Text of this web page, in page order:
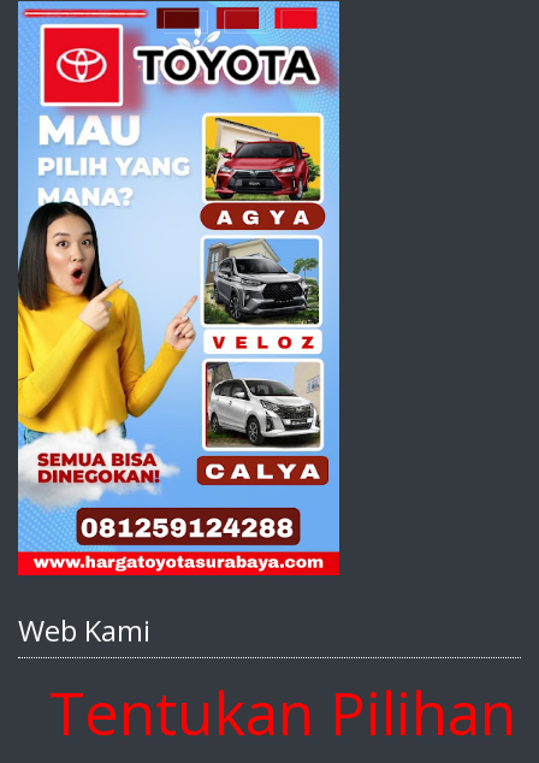
Web Kami
Pilihan